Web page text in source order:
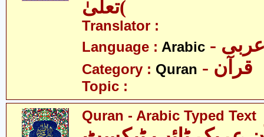
تعلیٰ(
Translator :
Language : Arabic عربی
Category : Quran - قرآن
Topic :
Quran - Arabic Typed Text